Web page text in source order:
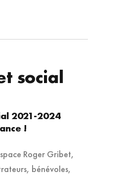
social
2021-2024
!
Roger Gribet,
bénévoles,